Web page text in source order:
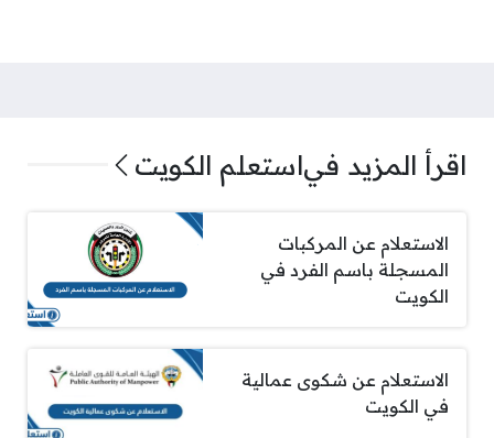
اقرأ المزيد فياستعلم الكويت
الاستعلام عن المركبات
المسجلة باسم الفرد في
الكويت
الاستعلام عن شكوى عمالية
في الكويت